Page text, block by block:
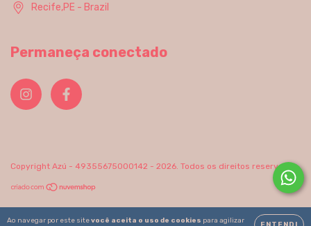
Ao navegar por este sitevocê aceita o uso de cookies para agilizar
Recife,PE - Brazil
Permaneça conectado
Copyright Azú - 49355675000142 - 2026. Todos os direitos reservados.